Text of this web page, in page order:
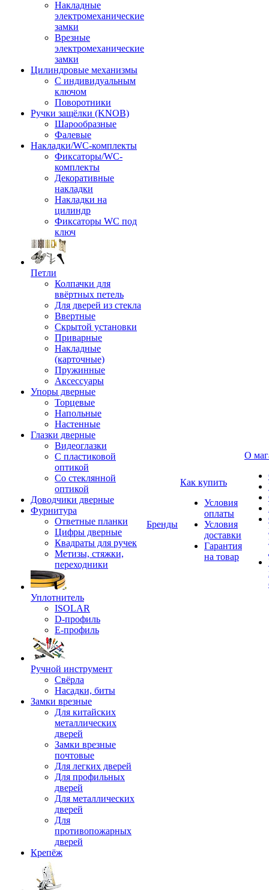
Накладные
электромеханические
замки
Врезные
электромеханические
замки
Цилиндровые механизмы
С индивидуальным
ключом
Поворотники
Ручки защёлки (KNOB)
Шарообразные
Фалевые
Накладки/WC-комплекты
Фиксаторы/WC-
комплекты
Декоративные
накладки
Накладки на
цилиндр
Фиксаторы WC под
ключ
Петли
Колпачки для
ввёртных петель
Для дверей из стекла
Ввертные
Скрытой установки
Приварные
Накладные
(карточные)
Пружинные
Аксессуары
Упоры дверные
Торцевые
Напольные
Настенные
Глазки дверные
Видеоглазки
С пластиковой
оптикой
Со стеклянной
оптикой
Доводчики дверные
Фурнитура
Ответные планки
Цифры дверные
Квадраты для ручек
Метизы, стяжки,
переходники
Уплотнитель
ISOLAR
D-профиль
Е-профиль
Ручной инструмент
Свёрла
Насадки, биты
Замки врезные
Для китайских
металлических
дверей
Замки врезные
почтовые
Для легких дверей
Для профильных
дверей
Для металлических
дверей
Для
противопожарных
дверей
Крепёж
Бренды
Как купить
Условия
оплаты
Условия
доставки
Гарантия
на товар
О